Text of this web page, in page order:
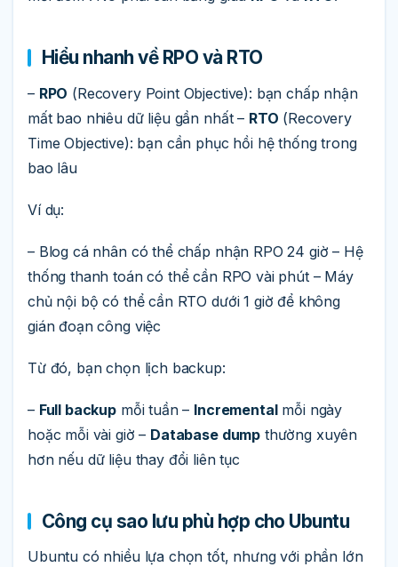
Hiểu nhanh về RPO và RTO
– RPO (Recovery Point Objective): bạn chấp nhận
mất bao nhiêu dữ liệu gần nhất – RTO (Recovery
Time Objective): bạn cần phục hồi hệ thống trong
bao lâu
Ví dụ:
– Blog cá nhân có thể chấp nhận RPO 24 giờ – Hệ
thống thanh toán có thể cần RPO vài phút – Máy
chủ nội bộ có thể cần RTO dưới 1 giờ để không
gián đoạn công việc
Từ đó, bạn chọn lịch backup:
– Full backup mỗi tuần – Incrementalmỗi ngày
hoặc mỗi vài giờ – Database dump thường xuyên
hơn nếu dữ liệu thay đổi liên tục
Công cụ sao lưu phù hợp cho Ubuntu
Ubuntu có nhiều lựa chọn tốt, nhưng với phần lớn